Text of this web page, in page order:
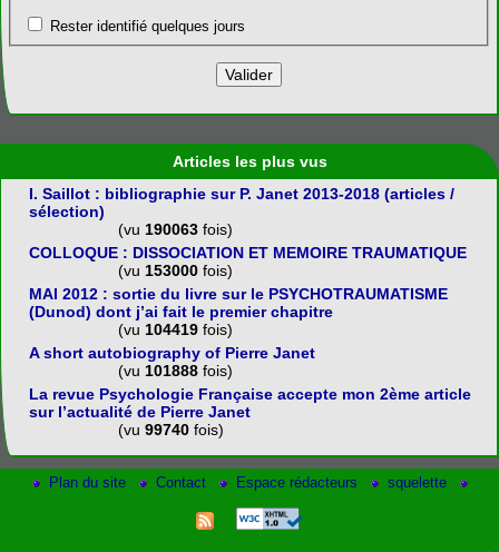
Rester identifié quelques jours
Articles les plus vus
I. Saillot : bibliographie sur P. Janet 2013-2018 (articles /
sélection)
(vu 190063 fois)
COLLOQUE : DISSOCIATION ET MEMOIRE TRAUMATIQUE
(vu 153000 fois)
MAI 2012 : sortie du livre sur le PSYCHOTRAUMATISME
(Dunod) dont j’ai fait le premier chapitre
(vu 104419 fois)
A short autobiography of Pierre Janet
(vu 101888 fois)
La revue Psychologie Française accepte mon 2ème article
sur l’actualité de Pierre Janet
(vu 99740 fois)
Plan du site Contact Espace rédacteurs squelette